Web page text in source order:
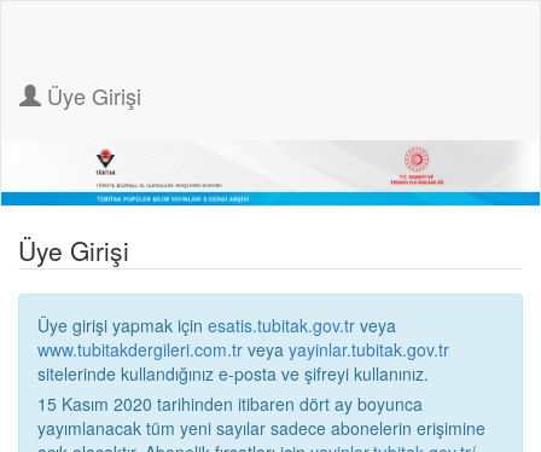
Üye Girişi
Üye Girişi
Üye girişi yapmak için esatis.tubitak.gov.tr veya
www.tubitakdergileri.com.tr veya yayinlar.tubitak.gov.tr
sitelerinde kullandığınız e-posta ve şifreyi kullanınız.
15 Kasım 2020 tarihinden itibaren dört ay boyunca
yayımlanacak tüm yeni sayılar sadece abonelerin erişimine